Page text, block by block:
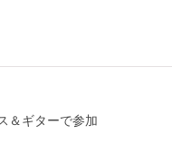
＆ギターで参加